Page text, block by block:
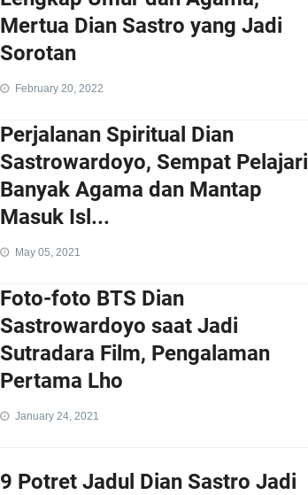
Mertua Dian Sastro yang Jadi
Sorotan
February 20, 2022
Perjalanan Spiritual Dian
Sastrowardoyo, Sempat Pelajari
Banyak Agama dan Mantap
Masuk Isl...
May 05, 2021
Foto-foto BTS Dian
Sastrowardoyo saat Jadi
Sutradara Film, Pengalaman
Pertama Lho
January 24, 2021
9 Potret Jadul Dian Sastro Jadi